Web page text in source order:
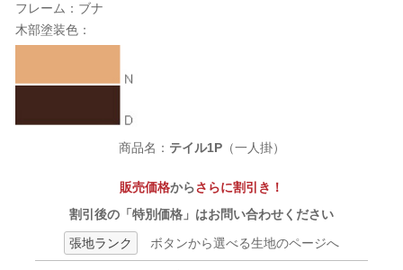
フレーム：ブナ
木部塗装色：
商品名： テイル1P（一人掛）
販売価格からさらに割引き！
割引後の「特別価格」はお問い合わせください
張地ランク
ボタンから選べる生地のページへ